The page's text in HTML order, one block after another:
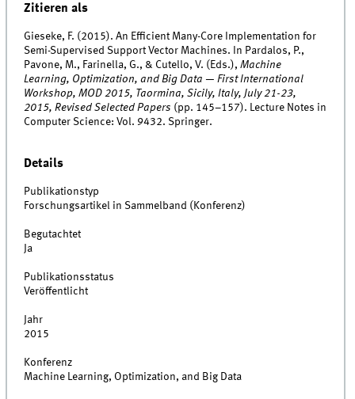
Zitieren als
Gieseke, F. (2015). An Efficient Many-Core Implementation for
Semi-Supervised Support Vector Machines. In Pardalos, P.,
Pavone, M., Farinella, G., & Cutello, V. (Eds.),Machine
Learning, Optimization, and Big Data — First International
Workshop, MOD 2015, Taormina, Sicily, Italy, July 21-23,
2015, Revised Selected Papers (pp. 145–157). Lecture Notes in
Computer Science: Vol. 9432. Springer.
Details
Publikationstyp
Forschungsartikel in Sammelband (Konferenz)
Begutachtet
Ja
Publikationsstatus
Veröffentlicht
Jahr
2015
Konferenz
Machine Learning, Optimization, and Big Data